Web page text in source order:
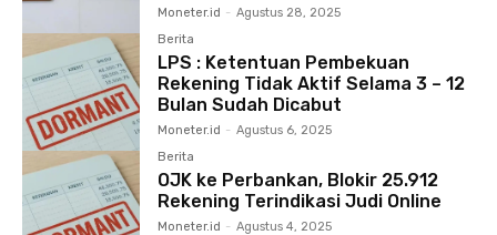
Moneter.id - Agustus 28, 2025
Berita
LPS : Ketentuan Pembekuan
Rekening Tidak Aktif Selama 3 – 12
Bulan Sudah Dicabut
Moneter.id - Agustus 6, 2025
Berita
OJK ke Perbankan, Blokir 25.912
Rekening Terindikasi Judi Online
Moneter.id - Agustus 4, 2025